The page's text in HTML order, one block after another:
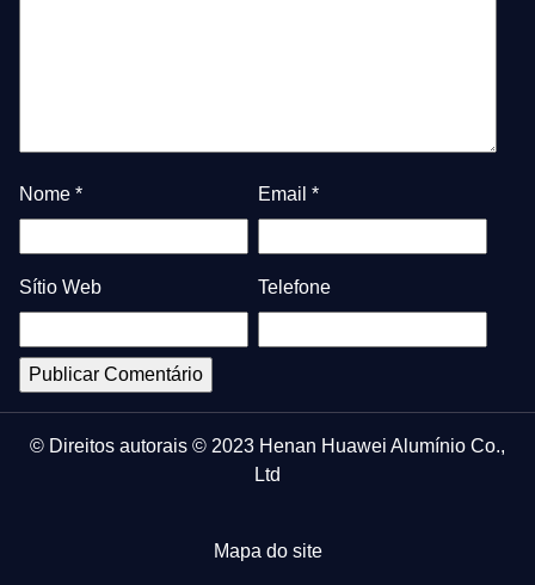
Nome * Email *
Sítio Web Telefone
© Direitos autorais © 2023 Henan Huawei Alumínio Co.,
Ltd
Mapa do site